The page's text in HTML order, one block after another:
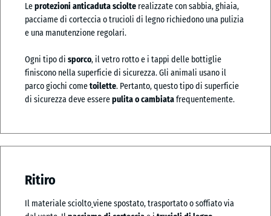
Leprotezioni anticaduta sciolte realizzate con sabbia, ghiaia,
pacciame di corteccia o trucioli di legno richiedono una pulizia
e una manutenzione regolari.
Ogni tipo di sporco, il vetro rotto e i tappi delle bottiglie
finiscono nella superficie di sicurezza. Gli animali usano il
parco giochi cometoilette. Pertanto, questo tipo di superficie
di sicurezza deve esserepulita o cambiatafrequentemente.
Ritiro
Il materiale scioltoviene spostato, trasportato o soffiato via